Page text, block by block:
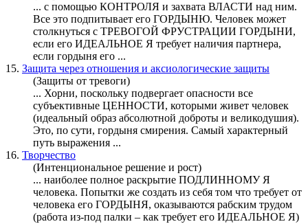
... с помощью КОНТРОЛЯ и захвата ВЛАСТИ над ним.
Все это подпитывает его ГОРДЫНЮ. Человек может
столкнуться с ТРЕВОГОЙ ФРУСТРАЦИИ ГОРДЫНИ,
если его ИДЕАЛЬНОЕ Я требует наличия партнера,
если гордыня его ...
15. Защита через отношения и аксиологические защиты
(Защиты от тревоги)
... Хорни, поскольку подвергает опасности все
субъективные ЦЕННОСТИ, которыми живет человек
(идеальный образ абсолютной доброты и великодушия).
Это, по сути, гордыня смирения. Самый характерный
путь выражения ...
16. Творчество
(Интенциональное решение и рост)
... наиболее полное раскрытие ПОДЛИННОМУ Я
человека. Попытки же создать из себя том что требует от
человека его ГОРДЫНЯ, оказываются рабским трудом
(работа из-под палки – как требует его ИДЕАЛЬНОЕ Я)